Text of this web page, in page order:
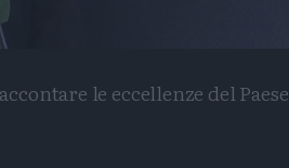
le eccellenze del Paese